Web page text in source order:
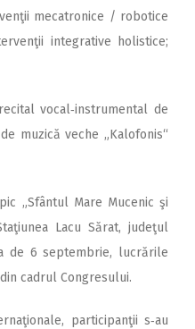
mecatronice / robotice
integrative holistice;
vocal‑instrumental de
muzică veche „Kalofonis“
„Sfântul Mare Mucenic şi
Lacu Sărat, judeţul
de 6 septembrie, lucrările
cadrul Congresului.
participanţii s‑au